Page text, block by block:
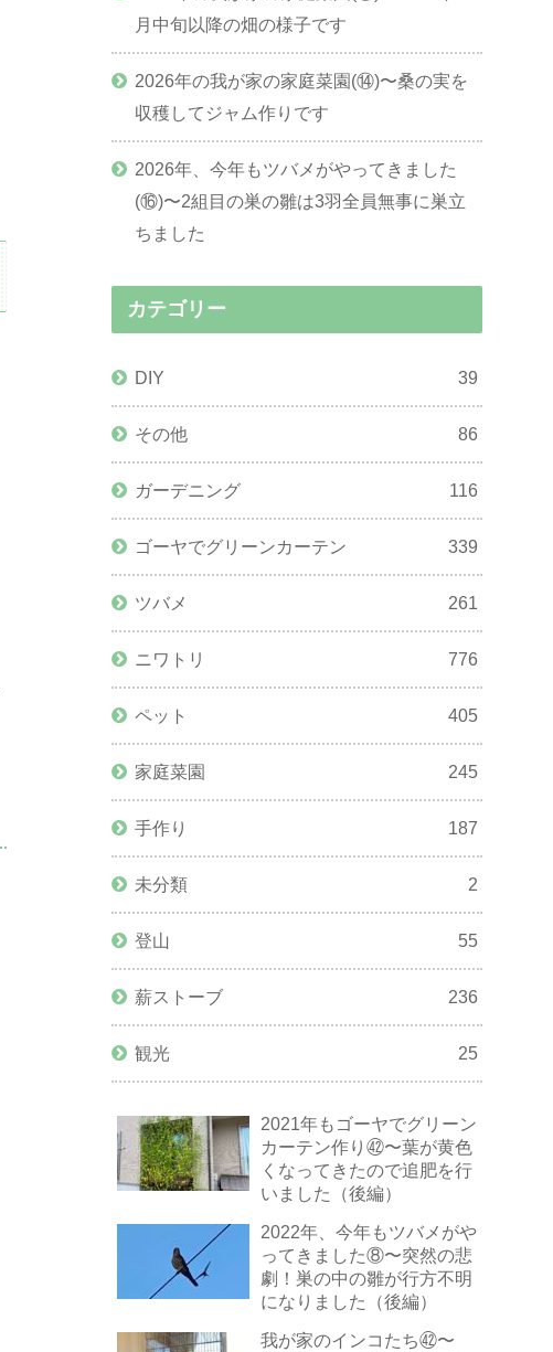
月中旬以降の畑の様子です
2026年の我が家の家庭菜園(⑭)〜桑の実を
収穫してジャム作りです
2026年、今年もツバメがやってきました
(⑯)〜2組目の巣の雛は3羽全員無事に巣立
ちました
カテゴリー
DIY 39
その他 86
ガーデニング 116
ゴーヤでグリーンカーテン 339
ツバメ 261
ニワトリ 776
ペット 405
家庭菜園 245
手作り 187
未分類 2
登山 55
薪ストーブ 236
観光 25
2021年もゴーヤでグリーン
カーテン作り㊷〜葉が黄色
くなってきたので追肥を行
いました（後編）
2022年、今年もツバメがや
ってきました⑧〜突然の悲
劇！巣の中の雛が行方不明
になりました（後編）
我が家のインコたち㊷〜